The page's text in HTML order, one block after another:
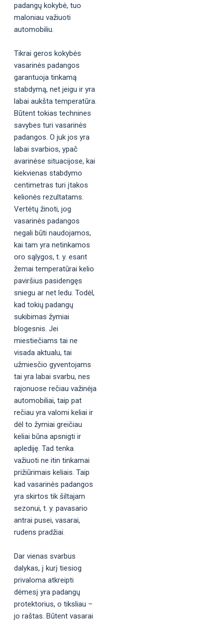
padangų kokybė, tuo
maloniau važiuoti
automobiliu.
Tikrai geros kokybės
vasarinės padangos
garantuoja tinkamą
stabdymą, net jeigu ir yra
labai aukšta temperatūra.
Būtent tokias technines
savybes turi vasarinės
padangos. O juk jos yra
labai svarbios, ypač
avarinėse situacijose, kai
kiekvienas stabdymo
centimetras turi įtakos
kelionės rezultatams.
Vertėtų žinoti, jog
vasarinės padangos
negali būti naudojamos,
kai tam yra netinkamos
oro sąlygos, t. y. esant
žemai temperatūrai kelio
paviršius pasidengęs
sniegu ar net ledu. Todėl,
kad tokių padangų
sukibimas žymiai
blogesnis. Jei
miestiečiams tai ne
visada aktualu, tai
užmiesčio gyventojams
tai yra labai svarbu, nes
rajonuose rečiau važinėja
automobiliai, taip pat
rečiau yra valomi keliai ir
dėl to žymiai greičiau
keliai būna apsnigti ir
aplediję. Tad tenka
važiuoti ne itin tinkamai
prižiūrimais keliais. Taip
kad vasarinės padangos
yra skirtos tik šiltajam
sezonui, t. y. pavasario
antrai pusei, vasarai,
rudens pradžiai.
Dar vienas svarbus
dalykas, į kurį tiesiog
privaloma atkreipti
dėmesį yra padangų
protektorius, o tiksliau –
jo raštas. Būtent vasarai